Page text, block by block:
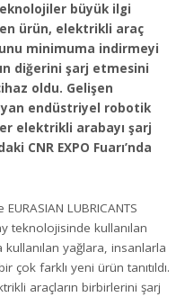
büyük ilgi
ürün, elektrikli araç
minimuma indirmeyi
diğerini şarj etmesini
oldu. Gelişen
endüstriyel robotik
elektrikli arabayı şarj
CNR EXPO Fuarı’nda
LUBRICANTS
teknolojisinde kullanılan
kullanılan yağlara, insanlarla
çok farklı yeni ürün tanıtıldı.
araçların birbirlerini şarj